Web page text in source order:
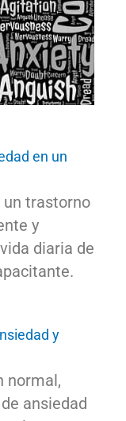
en un
un trastorno
y
diaria de
y
normal,
ansiedad